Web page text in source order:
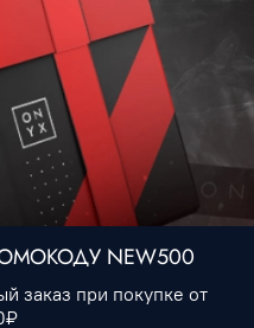
NEW500
заказ при покупке от